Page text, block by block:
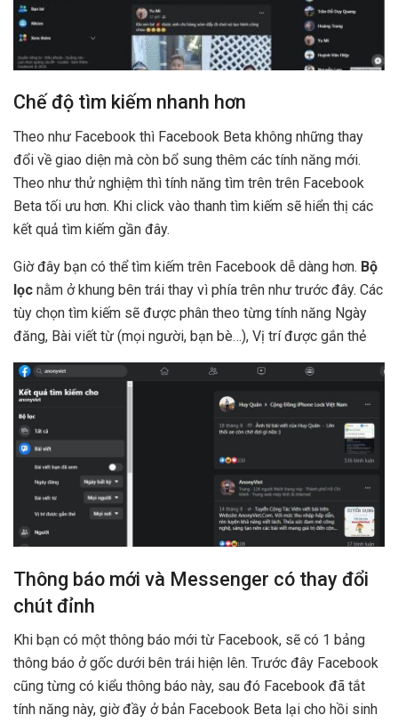
Chế độ tìm kiếm nhanh hơn
Theo như Facebook thì Facebook Beta không những thay
đổi về giao diện mà còn bổ sung thêm các tính năng mới.
Theo như thử nghiệm thì tính năng tìm trên trên Facebook
Beta tối ưu hơn. Khi click vào thanh tìm kiếm sẽ hiển thị các
kết quả tìm kiếm gần đây.
Giờ đây bạn có thể tìm kiếm trên Facebook dễ dàng hơn. Bộ
lọc nằm ở khung bên trái thay vì phía trên như trước đây. Các
tùy chọn tìm kiếm sẽ được phân theo từng tính năng Ngày
đăng, Bài viết từ (mọi người, bạn bè…), Vị trí được gắn thẻ
Thông báo mới và Messenger có thay đổi
chút đỉnh
Khi bạn có một thông báo mới từ Facebook, sẽ có 1 bảng
thông báo ở gốc dưới bên trái hiện lên. Trước đây Facebook
cũng từng có kiểu thông báo này, sau đó Facebook đã tắt
tính năng này, giờ đầy ở bản Facebook Beta lại cho hồi sinh